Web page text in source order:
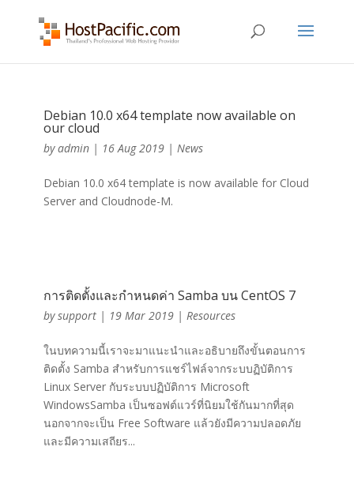
Debian 10.0 x64 template now available on
our cloud
byadmin| 16 Aug 2019| News
Debian 10.0 x64 template is now available for Cloud
Server and Cloudnode-M.
การติดตั้งและกำหนดค่า Samba บน CentOS 7
bysupport| 19 Mar 2019| Resources
ในบทความนี้เราจะมาแนะนำและอธิบายถึงขั้นตอนการ
ติดตั้ง Samba สำหรับการแชร์ไฟล์จากระบบฏิบัติการ
Linux Server กับระบบปฏิบัติการ Microsoft
WindowsSamba เป็นซอฟต์แวร์ที่นิยมใช้กันมากที่สุด
นอกจากจะเป็น Free Software แล้วยังมีความปลอดภัย
และมีความเสถียร...